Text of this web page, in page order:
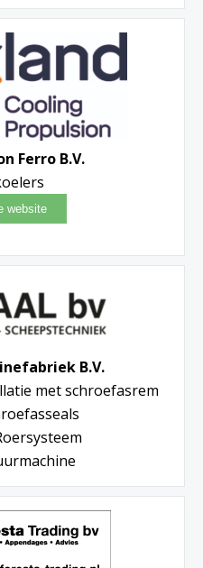
Ferro B.V.
B.V.
met schroefasrem